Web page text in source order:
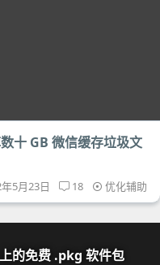
十 GB 微信缓存垃圾文
5月23日 18 优化辅助
的免费 .pkg 软件包